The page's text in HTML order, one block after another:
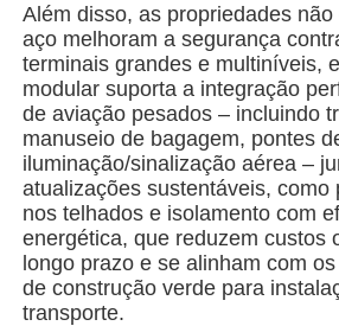
Ponte de estruturas de aço
Escritório de estrutura de aço
Galpão Estrutura Metálica
Estrutura de aço de vários
Além disso, as propriedades
aço melhoram a segurança
terminais grandes e multiníveis,
modular suporta a integração
de aviação pesados ​​– incluindo
manuseio de bagagem, pontes
iluminação/sinalização aérea –
atualizações sustentáveis, como
nos telhados e isolamento com
energética, que reduzem custos
longo prazo e se alinham com
de construção verde para
transporte.